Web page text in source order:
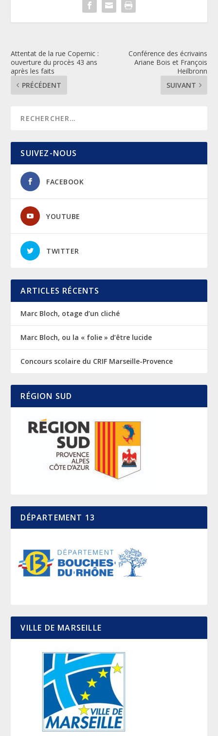
Attentat de la rue Copernic :
ouverture du procès 43 ans
après les faits
PRÉCÉDENT
Conférence des écrivains
Ariane Bois et François
Heilbronn
SUIVANT
SUIVEZ-NOUS
FACEBOOK
YOUTUBE
TWITTER
ARTICLES RÉCENTS
Marc Bloch, otage d’un cliché
Marc Bloch, ou la « folie » d’être lucide
Concours scolaire du CRIF Marseille-Provence
RÉGION SUD
DÉPARTEMENT 13
VILLE DE MARSEILLE